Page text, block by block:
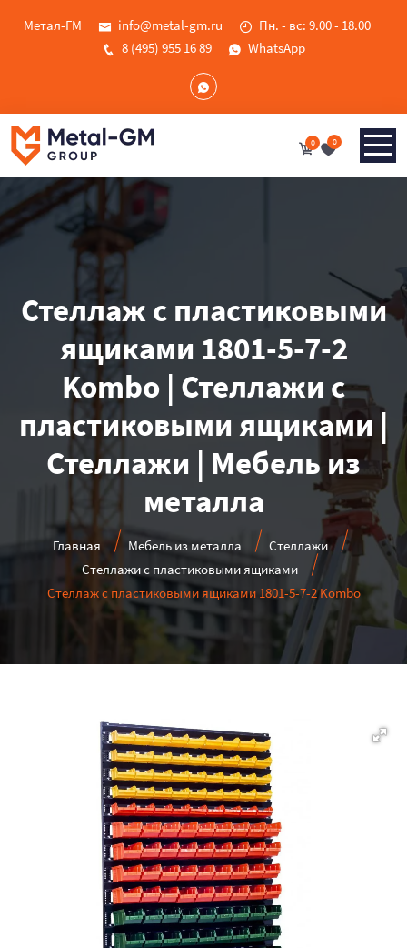
Метал-ГМ info@metal-gm.ru
Пн. - вс: 9.00 - 18.00
8 (495) 955 16 89
WhatsApp
0 0
Стеллаж с пластиковыми
ящиками 1801-5-7-2
Kombo | Стеллажи с
пластиковыми ящиками |
Стеллажи | Мебель из
металла
Главная Мебель из металла
Стеллажи
Стеллажи с пластиковыми ящиками
Стеллаж с пластиковыми ящиками 1801-5-7-2 Kombo